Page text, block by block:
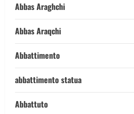
Abbas Araghchi
Abbas Araqchi
Abbattimento
abbattimento statua
Abbattuto